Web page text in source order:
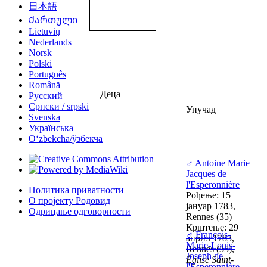
Деца
Унучад
♂ Antoine Marie
Jacques de
l'Esperonnière
Рођење: 15
јануар 1783,
Rennes (35)
Крштење: 29
април 1783,
Rennes (35),
Église Saint-
♂ François-
Marie-Louis-
Joseph de
日本語
Ქართული
Lietuvių
Nederlands
Norsk
Polski
Português
Română
Русский
Српски / srpski
Svenska
Українська
Oʻzbekcha/ўзбекча
Политика приватности
О пројекту Родовид
Одрицање одговорности